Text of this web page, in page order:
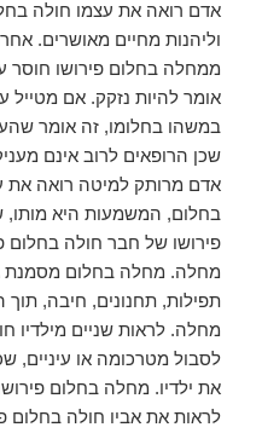
אדם רואה את עצמו חולה
וליהנות מחיים מאושרים.
ממחלה בחלום פירושו חוסר
אומר להיות נזקק. אם מטייל
במשהו בחלומו, זה אומר
שכן הרופאים לרוב אינם
אדם מרותק למיטה רואה
בחלום, המשמעות היא מותו,
פירושו של חבר חולה בחלום
מחלה. מחלה בחלום מסמנת
תפילות, תחנונים, חיבה,
מחלה. לראות שניים מילדיו
לסבול מטרכומה או עיניים,
את ילדיו. מחלה בחלום
לראות את אביו חולה בחלום